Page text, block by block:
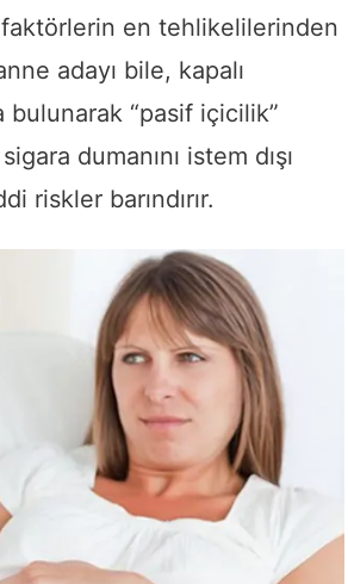
en tehlikelilerinden
adayı bile, kapalı
bulunarak “pasif içicilik”
dumanını istem dışı
riskler barındırır.